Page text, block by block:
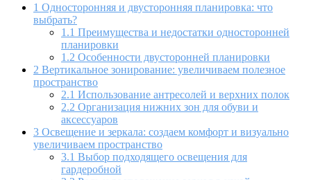
1 Односторонняя и двусторонняя планировка: что
выбрать?
1.1 Преимущества и недостатки односторонней
планировки
1.2 Особенности двусторонней планировки
2 Вертикальное зонирование: увеличиваем полезное
пространство
2.1 Использование антресолей и верхних полок
2.2 Организация нижних зон для обуви и
аксессуаров
3 Освещение и зеркала: создаем комфорт и визуально
увеличиваем пространство
3.1 Выбор подходящего освещения для
гардеробной